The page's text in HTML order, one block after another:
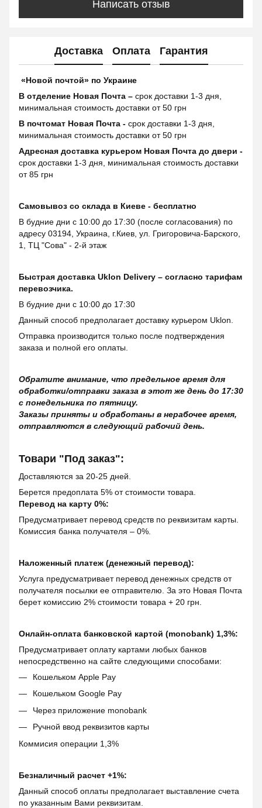
Написать отзыв
Доставка Оплата Гарантия
«Новой почтой» по Украине
В отделение Новая Почта – срок доставки 1-3 дня,
минимальная стоимость доставки от 50 грн
В почтомат Новая Почта - срок доставки 1-3 дня,
минимальная стоимость доставки от 50 грн
Адресная доставка курьером Новая Почта до двери -
срок доставки 1-3 дня, минимальная стоимость доставки
от 85 грн
Самовывоз со склада в Киеве - бесплатно
В будние дни с 10:00 до 17:30 (после согласования) по
адресу 03194, Украина, г.Киев, ул. Григоровича-Барского,
1, ТЦ "Сова" - 2-й этаж
Быстрая доставка Uklon Delivery – согласно тарифам
перевозчика.
В будние дни с 10:00 до 17:30
Данный способ предполагает доставку курьером Uklon.
Отправка производится только после подтверждения
заказа и полной его оплаты.
Обратите внимание, что предельное время для
обработки/отправки заказа в этот же день до 17:30
с понедельника по пятницу.
Заказы приняты и обработаны в нерабочее время,
отправляются в следующий рабочий день.
Товари "Под заказ":
Доставляются за 20-25 дней.
Берется предоплата 5% от стоимости товара.
Перевод на карту 0%:
Предусматривает перевод средств по реквизитам карты.
Комиссия банка получателя – 0%.
Наложенный платеж (денежный перевод):
Услуга предусматривает перевод денежных средств от
получателя посылки ее отправителю. За это Новая Почта
берет комиссию 2% стоимости товара + 20 грн.
Онлайн-оплата банковской картой (monobank) 1,3%:
Предусматривает оплату картами любых банков
непосредственно на сайте следующими способами:
Кошельком Apple Pay
Кошельком Google Pay
Через приложение monobank
Ручной ввод реквизитов карты
Коммисия операции 1,3%
Безналичный расчет +1%:
Данный способ оплаты предполагает выставление счета
по указанным Вами реквизитам.